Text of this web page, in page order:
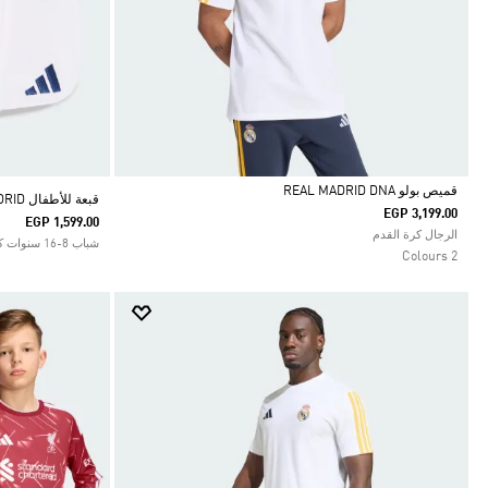
Selected
قميص بولو REAL MADRID DNA
EGP 3,199.00
الرجال كرة القدم
2 Colours
قبعة للأطفال REAL MADRID
EGP 1,599.00
شباب 8-16 سنوات كرة القدم